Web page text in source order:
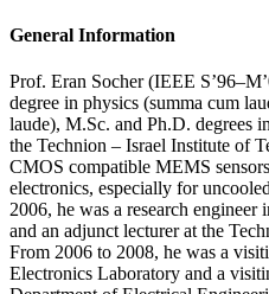
General Information
Prof. Eran Socher (IEEE
degree in physics (summa cum
laude), M.Sc. and Ph.D. degrees
the Technion – Israel Institute of
CMOS compatible MEMS
electronics, especially for
2006, he was a research
and an adjunct lecturer at the
From 2006 to 2008, he was a
Electronics Laboratory and a